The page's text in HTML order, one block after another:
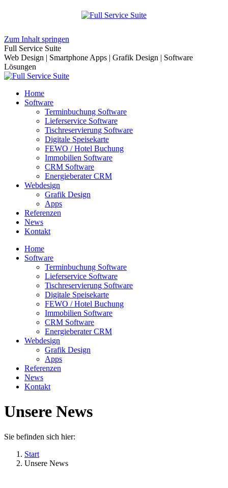
Zum Inhalt springen
Full Service Suite
Web Design | Smartphone Apps | Grafik Design | Software
Lösungen
Home
Software
Terminbuchung Software
Lieferservice Software
Tischreservierung Software
Digitale Speisekarte
FEWO / Hotel Buchung
Immobilien Software
CRM Software
Energieberater CRM
Webdesign
Grafik Design
Apps
Referenzen
News
Kontakt
Home
Software
Terminbuchung Software
Lieferservice Software
Tischreservierung Software
Digitale Speisekarte
FEWO / Hotel Buchung
Immobilien Software
CRM Software
Energieberater CRM
Webdesign
Grafik Design
Apps
Referenzen
News
Kontakt
Unsere News
Sie befinden sich hier:
Start
Unsere News